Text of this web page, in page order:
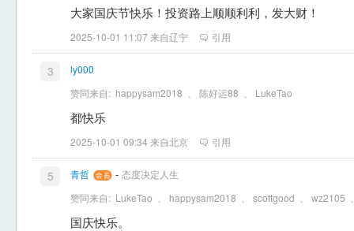
大家国庆节快乐！投资路上顺顺利利，发大财！
2025-10-01 11:07 来自辽宁 引用
3
ly000
赞同来自: happysam2018 陈好运88 LukeTao
都快乐
2025-10-01 09:34 来自北京 引用
5 青哲 - 态度决定人生
赞同来自: LukeTao happysam2018 scottgood wz2105
国庆快乐。